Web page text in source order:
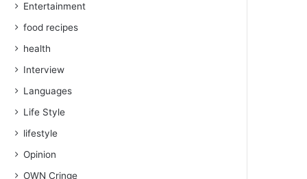
Entertainment
food recipes
health
Interview
Languages
Life Style
lifestyle
Opinion
OWN Cringe